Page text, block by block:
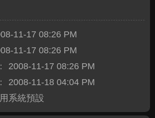
11-17 08:26 PM
11-17 08:26 PM
2008-11-17 08:26 PM
2008-11-18 04:04 PM
系統預設